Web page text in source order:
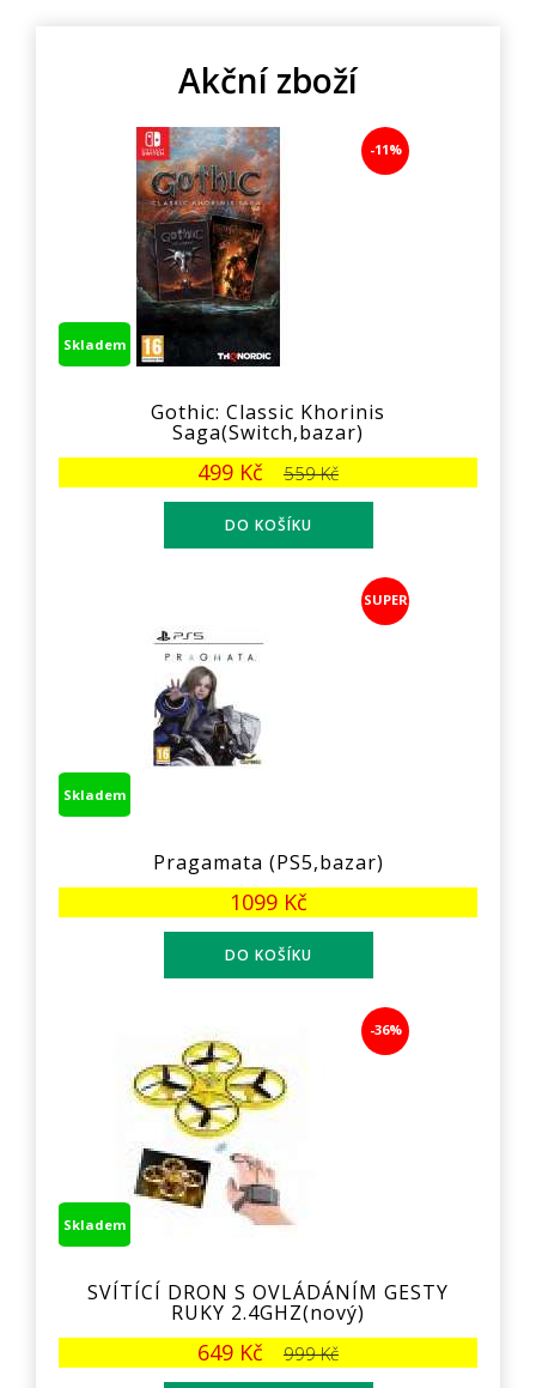
Akční zboží
-11%
Skladem
Gothic: Classic Khorinis
Saga(Switch,bazar)
499 Kč 559 Kč
SUPER
Skladem
Pragamata (PS5,bazar)
1099 Kč
-36%
Skladem
SVÍTÍCÍ DRON S OVLÁDÁNÍM GESTY
RUKY 2.4GHZ(nový)
649 Kč 999 Kč